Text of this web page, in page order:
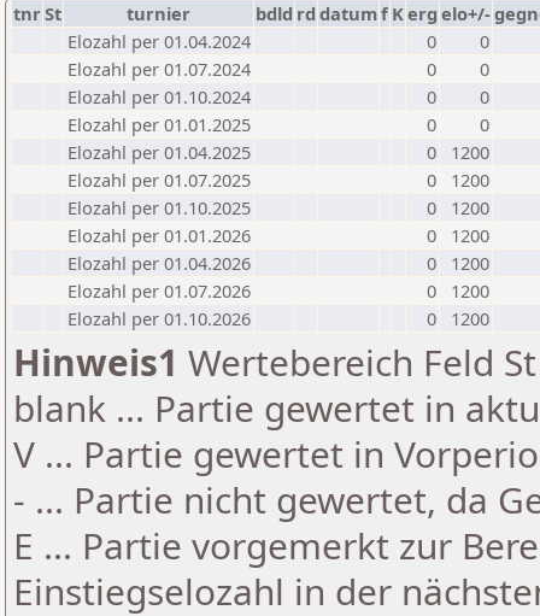
tnrSt turnier bdld rd datumf Kerg elo+/-
Elozahl per 01.04.2024
0
0
Elozahl per 01.07.2024
0
0
Elozahl per 01.10.2024
0
0
Elozahl per 01.01.2025
0
0
Elozahl per 01.04.2025
0
1200
Elozahl per 01.07.2025
0
1200
Elozahl per 01.10.2025
0
1200
Elozahl per 01.01.2026
0
1200
Elozahl per 01.04.2026
0
1200
Elozahl per 01.07.2026
0
1200
Elozahl per 01.10.2026
0 1200
Hinweis1 Wertebereich Feld
blank ... Partie gewertet in
V ... Partie gewertet in
- ... Partie nicht gewertet, da
E ... Partie vorgemerkt zur
Einstiegselozahl in der